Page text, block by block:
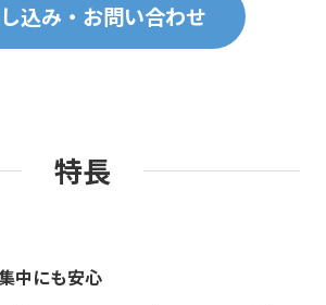
込み・お問い合わせ
特長
中にも安心